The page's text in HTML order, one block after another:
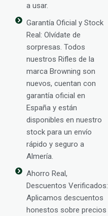
a usar.
Garantía Oficial y Stock
Real: Olvídate de
sorpresas. Todos
nuestros Rifles de la
marca Browning son
nuevos, cuentan con
garantía oficial en
España y están
disponibles en nuestro
stock para un envío
rápido y seguro a
Almería.
Ahorro Real,
Descuentos Verificados:
Aplicamos descuentos
honestos sobre precios